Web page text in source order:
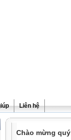
Liên hệ
Chào mừng